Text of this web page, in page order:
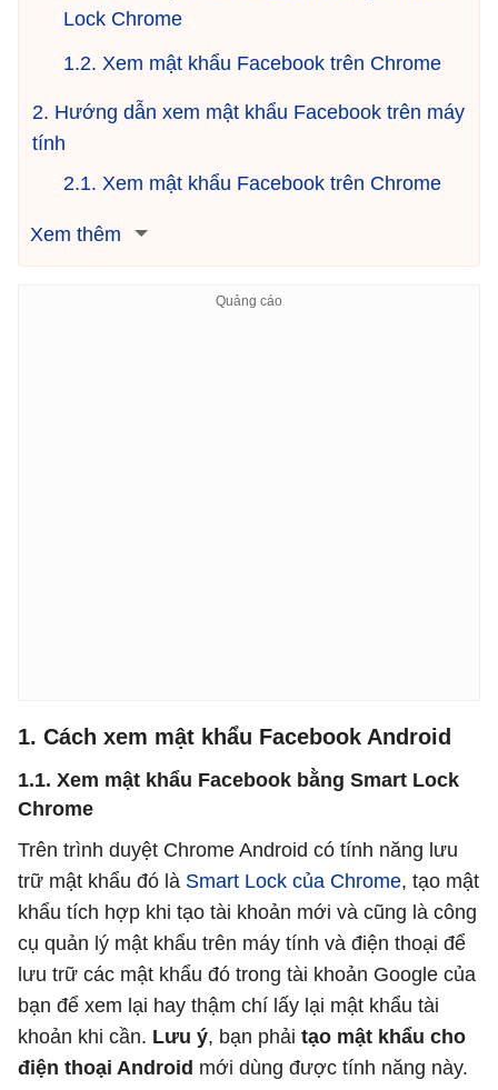
Lock Chrome
1.2. Xem mật khẩu Facebook trên Chrome
2. Hướng dẫn xem mật khẩu Facebook trên máy
tính
2.1. Xem mật khẩu Facebook trên Chrome
Xem thêm
1. Cách xem mật khẩu Facebook Android
1.1. Xem mật khẩu Facebook bằng Smart Lock
Chrome
Trên trình duyệt Chrome Android có tính năng lưu
trữ mật khẩu đó là Smart Lock của Chrome, tạo mật
khẩu tích hợp khi tạo tài khoản mới và cũng là công
cụ quản lý mật khẩu trên máy tính và điện thoại để
lưu trữ các mật khẩu đó trong tài khoản Google của
bạn để xem lại hay thậm chí lấy lại mật khẩu tài
khoản khi cần. Lưu ý, bạn phải tạo mật khẩu cho
điện thoại Android mới dùng được tính năng này.